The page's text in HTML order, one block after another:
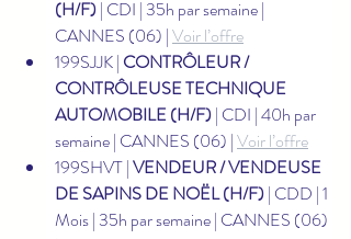
(H/F) | CDI | 35h par semaine |
CANNES (06) | Voir l’offre
199SJJK | CONTRÔLEUR /
CONTRÔLEUSE TECHNIQUE
AUTOMOBILE (H/F) | CDI | 40h par
semaine | CANNES (06) | Voir l’offre
199SHVT | VENDEUR / VENDEUSE
DE SAPINS DE NOËL (H/F) | CDD | 1
Mois | 35h par semaine | CANNES (06)